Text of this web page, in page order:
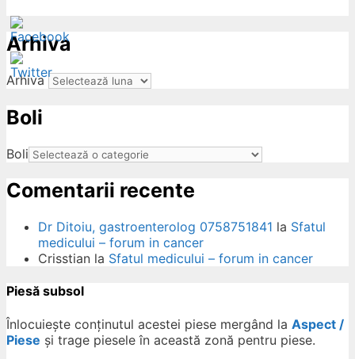
Arhiva
Arhiva
Boli
Boli
Comentarii recente
Dr Ditoiu, gastroenterolog 0758751841 la Sfatul
medicului – forum in cancer
Crisstian la Sfatul medicului – forum in cancer
Piesă subsol
Înlocuiește conținutul acestei piese mergând la Aspect /
Piese și trage piesele în această zonă pentru piese.